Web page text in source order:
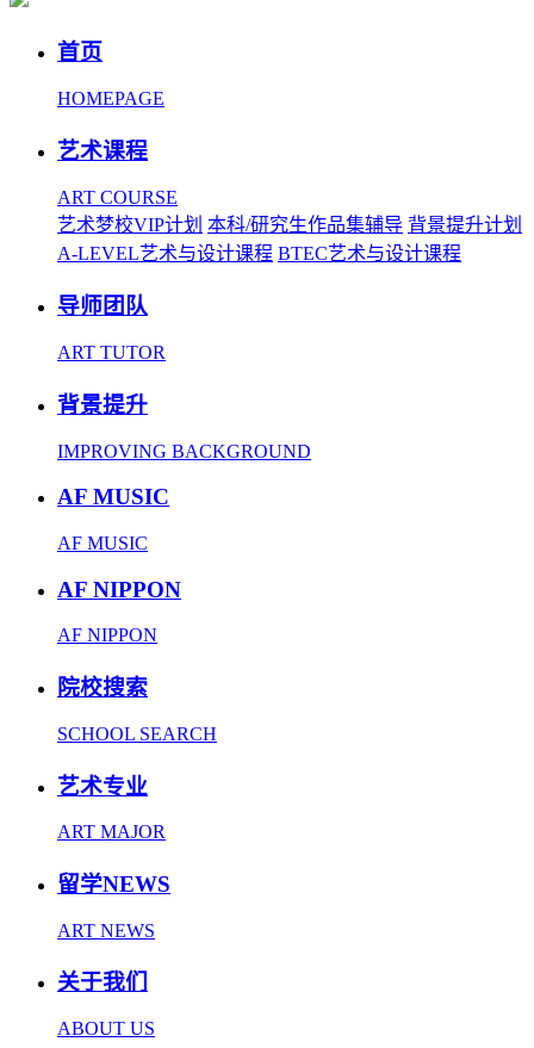
首页
HOMEPAGE
艺术课程
ART COURSE
艺术梦校VIP计划 本科/研究生作品集辅导 背景提升计划
A-LEVEL艺术与设计课程 BTEC艺术与设计课程
导师团队
ART TUTOR
背景提升
IMPROVING BACKGROUND
AF MUSIC
AF MUSIC
AF NIPPON
AF NIPPON
院校搜索
SCHOOL SEARCH
艺术专业
ART MAJOR
留学NEWS
ART NEWS
关于我们
ABOUT US